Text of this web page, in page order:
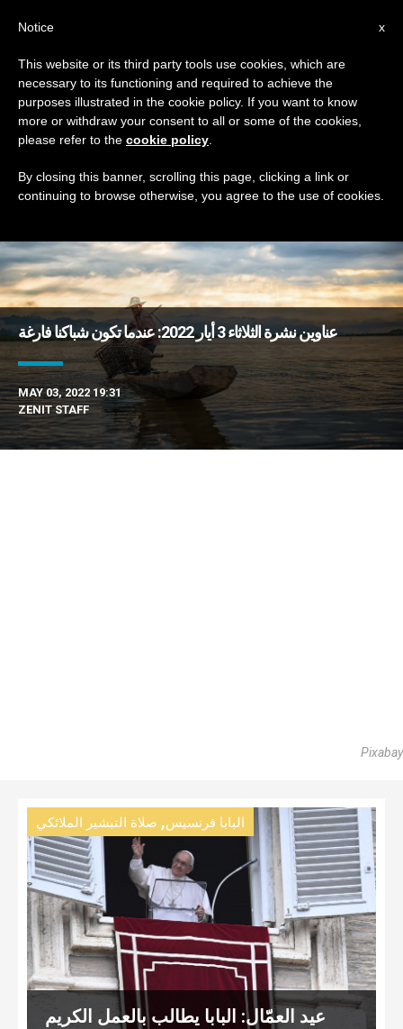
DAY
May 3rd, 2022
DERNIÈRES NOUVELLES
عناوين نشرة الثلاثاء 3 أيار 2022: عندما تكون شباكنا فارغة
MAY 03, 2022 19:31
ZENIT STAFF
Pixabay
البابا فرنسيس, صلاة التبشير الملائكي
عيد العمّال: البابا يطالب بالعمل الكريم
x
Notice
This website or its third party tools use cookies, which are
necessary to its functioning and required to achieve the
purposes illustrated in the cookie policy. If you want to know
more or withdraw your consent to all or some of the cookies,
please refer to the cookie policy
By closing this banner, scrolling this page, clicking a link or
continuing to browse otherwise, you agree to the use of cookies.